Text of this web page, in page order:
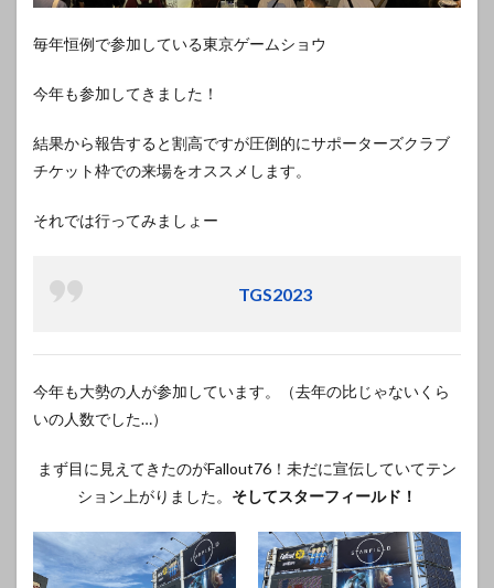
毎年恒例で参加している東京ゲームショウ
今年も参加してきました！
結果から報告すると割高ですが圧倒的にサポーターズクラブ
チケット枠での来場をオススメします。
それでは行ってみましょー
TGS2023
今年も大勢の人が参加しています。（去年の比じゃないくら
いの人数でした…）
まず目に見えてきたのがFallout76！未だに宣伝していてテン
ション上がりました。 そしてスターフィールド！